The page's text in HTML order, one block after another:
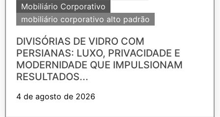
Mobiliário Corporativo
mobiliário corporativo alto padrão
DIVISÓRIAS DE VIDRO COM
PERSIANAS: LUXO, PRIVACIDADE E
MODERNIDADE QUE IMPULSIONAM
RESULTADOS...
4 de agosto de 2026